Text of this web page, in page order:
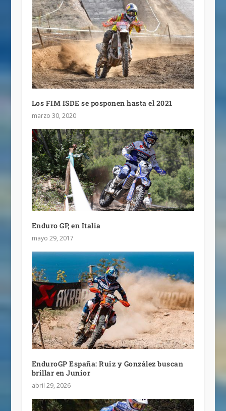
Los FIM ISDE se posponen hasta el 2021
marzo 30, 2020
Enduro GP, en Italia
mayo 29, 2017
EnduroGP España: Ruiz y González buscan
brillar en Junior
abril 29, 2026